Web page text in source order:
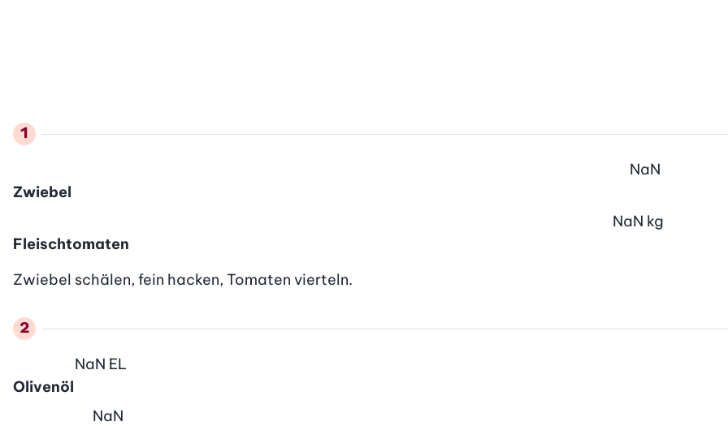
Zwiebel
NaN
Fleischtomaten
NaN kg
Zwiebel schälen, fein hacken, Tomaten vierteln.
Olivenöl
NaN EL
NaN